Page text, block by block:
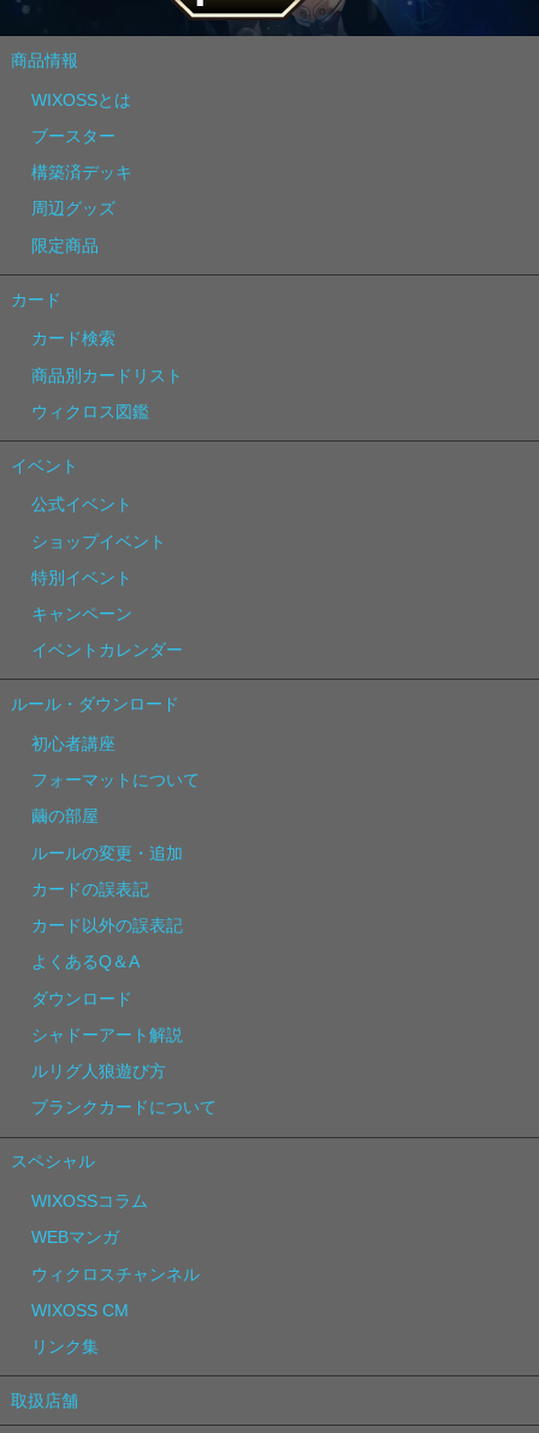
商品情報
WIXOSSとは
ブースター
構築済デッキ
周辺グッズ
限定商品
カード
カード検索
商品別カードリスト
ウィクロス図鑑
イベント
公式イベント
ショップイベント
特別イベント
キャンペーン
イベントカレンダー
ルール・ダウンロード
初心者講座
フォーマットについて
繭の部屋
ルールの変更・追加
カードの誤表記
カード以外の誤表記
よくあるQ＆A
ダウンロード
シャドーアート解説
ルリグ人狼遊び方
ブランクカードについて
スペシャル
WIXOSSコラム
WEBマンガ
ウィクロスチャンネル
WIXOSS CM
リンク集
取扱店舗